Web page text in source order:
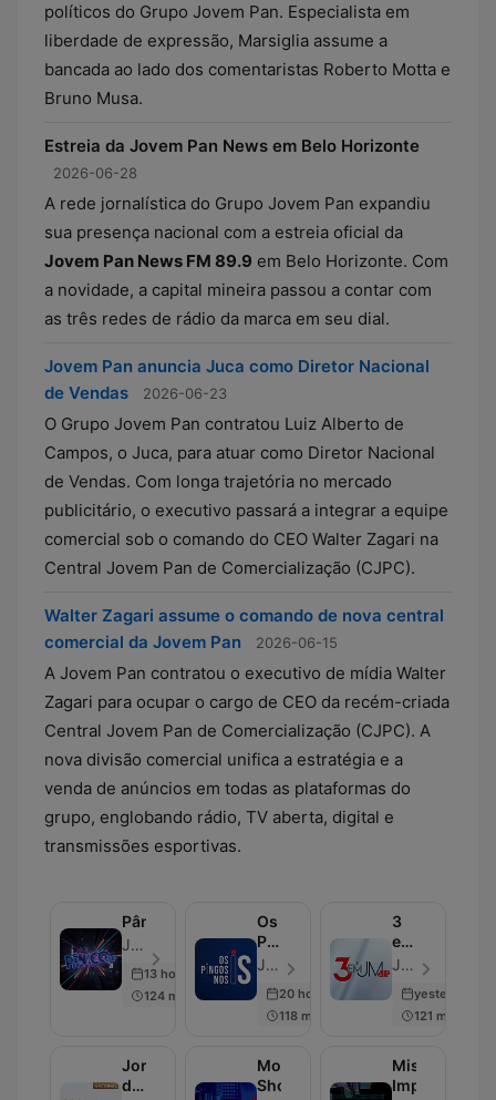
políticos do Grupo Jovem Pan. Especialista em
liberdade de expressão, Marsiglia assume a
bancada ao lado dos comentaristas Roberto Motta e
Bruno Musa.
Estreia da Jovem Pan News em Belo Horizonte
2026-06-28
A rede jornalística do Grupo Jovem Pan expandiu
sua presença nacional com a estreia oficial da
Jovem Pan News FM 89.9 em Belo Horizonte. Com
a novidade, a capital mineira passou a contar com
as três redes de rádio da marca em seu dial.
Jovem Pan anuncia Juca como Diretor Nacional
de Vendas
2026-06-23
O Grupo Jovem Pan contratou Luiz Alberto de
Campos, o Juca, para atuar como Diretor Nacional
de Vendas. Com longa trajetória no mercado
publicitário, o executivo passará a integrar a equipe
comercial sob o comando do CEO Walter Zagari na
Central Jovem Pan de Comercialização (CJPC).
Walter Zagari assume o comando de nova central
comercial da Jovem Pan
2026-06-15
A Jovem Pan contratou o executivo de mídia Walter
Zagari para ocupar o cargo de CEO da recém-criada
Central Jovem Pan de Comercialização (CJPC). A
nova divisão comercial unifica a estratégia e a
venda de anúncios em todas as plataformas do
grupo, englobando rádio, TV aberta, digital e
transmissões esportivas.
Pânico
Jovem Pan - Folge 675
13 hours ago
124 min
Os
Pingos
nos
Jovem Pan - Folge 627
20 hours ago
118 min
3
em
1Jovem Pan - Folge 1959
yesterday
121 min
Jornal
da
Morning
Show
Missão
Impossível